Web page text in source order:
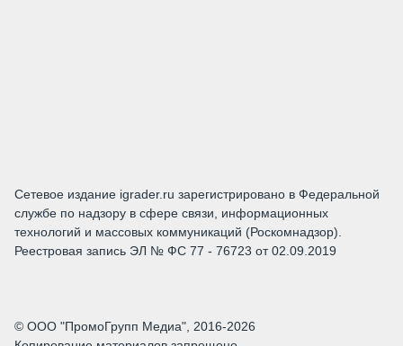
Сетевое издание igrader.ru зарегистрировано в Федеральной
службе по надзору в сфере связи, информационных
технологий и массовых коммуникаций (Роскомнадзор).
Реестровая запись ЭЛ № ФС 77 - 76723 от 02.09.2019
© ООО "ПромоГрупп Медиа", 2016-2026